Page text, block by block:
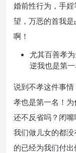
婚前性行为，手
望，万恶的首我
啊！
尤其百善孝
逆我也是第一
说到不孝这件事
孝也是第一名！
还不反省吗？闭
我们做儿女的都
的已经为我们付